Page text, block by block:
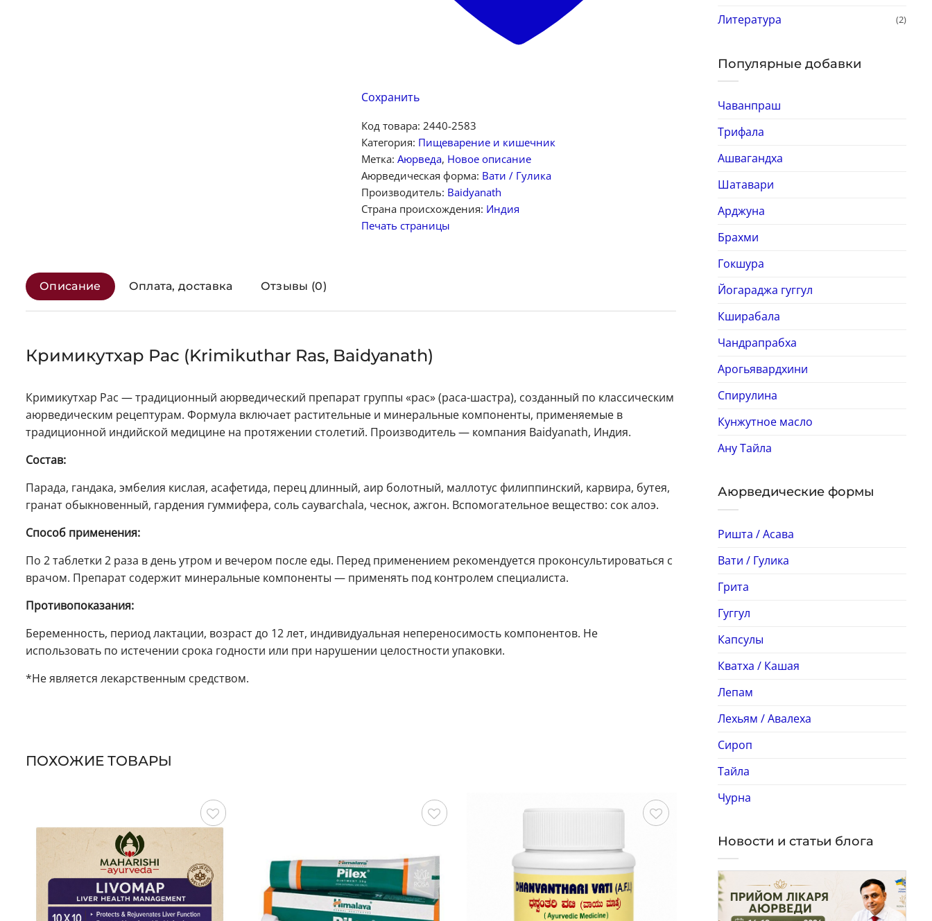
Литература (2)
Популярные добавки
Чаванпраш
Трифала
Ашвагандха
Шатавари
Арджуна
Брахми
Гокшура
Йогараджа гуггул
Кширабала
Чандрапрабха
Арогьявардхини
Спирулина
Кунжутное масло
Ану Тайла
Аюрведические формы
Ришта / Асава
Вати / Гулика
Грита
Гуггул
Капсулы
Кватха / Кашая
Лепам
Лехьям / Авалеха
Сироп
Тайла
Чурна
Новости и статьи блога
Сохранить
Код товара: 2440-2583
Категория: Пищеварение и кишечник
Метка: Аюрведа, Новое описание
Аюрведическая форма: Вати / Гулика
Производитель: Baidyanath
Страна происхождения: Индия
Печать страницы
Описание Оплата, доставка Отзывы (0)
Кримикутхар Рас (Krimikuthar Ras, Baidyanath)
Кримикутхар Рас — традиционный аюрведический препарат группы «рас» (раса-шастра), созданный по классическим
аюрведическим рецептурам. Формула включает растительные и минеральные компоненты, применяемые в
традиционной индийской медицине на протяжении столетий. Производитель — компания Baidyanath, Индия.
Состав:
Парада, гандака, эмбелия кислая, асафетида, перец длинный, аир болотный, маллотус филиппинский, карвира, бутея,
гранат обыкновенный, гардения гуммифера, соль саувarchala, чеснок, ажгон. Вспомогательное вещество: сок алоэ.
Способ применения:
По 2 таблетки 2 раза в день утром и вечером после еды. Перед применением рекомендуется проконсультироваться с
врачом. Препарат содержит минеральные компоненты — применять под контролем специалиста.
Противопоказания:
Беременность, период лактации, возраст до 12 лет, индивидуальная непереносимость компонентов. Не
использовать по истечении срока годности или при нарушении целостности упаковки.
*Не является лекарственным средством.
ПОХОЖИЕ ТОВАРЫ
Сохранить Сохранить